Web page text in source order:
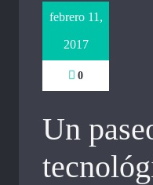
febrero 11,
2017
0
Un